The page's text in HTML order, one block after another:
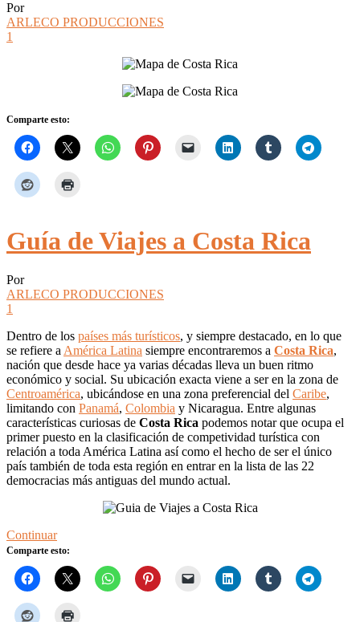
Por
ARLECO PRODUCCIONES
1
Comparte esto:
Guía de Viajes a Costa Rica
Por
ARLECO PRODUCCIONES
1
Dentro de los países más turísticos, y siempre destacado, en lo que
se refiere a América Latina siempre encontraremos a Costa Rica,
nación que desde hace ya varias décadas lleva un buen ritmo
económico y social. Su ubicación exacta viene a ser en la zona de
Centroamérica, ubicándose en una zona preferencial del Caribe,
limitando con Panamá, Colombia y Nicaragua. Entre algunas
características curiosas de Costa Rica podemos notar que ocupa el
primer puesto en la clasificación de competividad turística con
relación a toda América Latina así como el hecho de ser el único
país también de toda esta región en entrar en la lista de las 22
democracias más antiguas del mundo actual.
Continuar
Comparte esto: